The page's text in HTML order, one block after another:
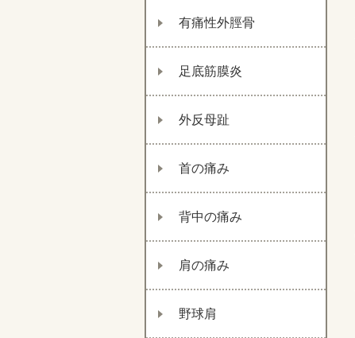
有痛性外脛骨
足底筋膜炎
外反母趾
首の痛み
背中の痛み
肩の痛み
野球肩